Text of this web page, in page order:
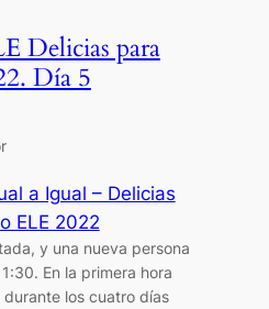
Delicias para
Día 5
a Igual – Delicias
ELE 2022
y una nueva persona
En la primera hora
los cuatro días